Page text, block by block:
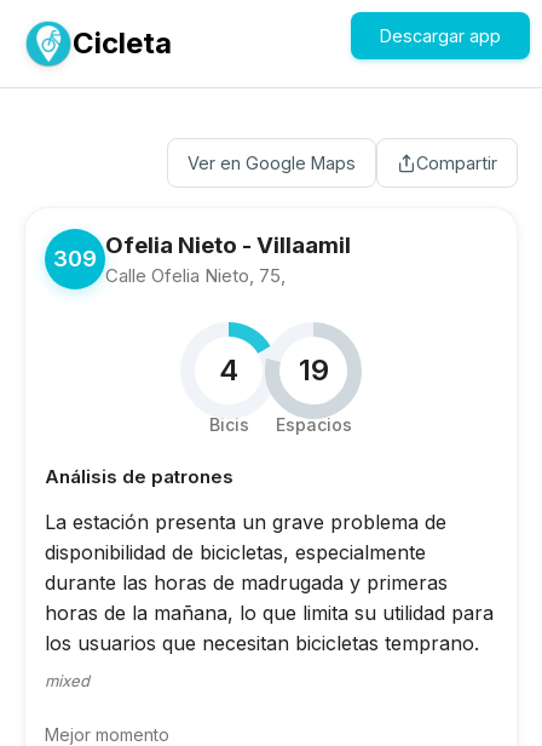
Cicleta Descargar app
Ver en Google Maps Compartir
309 Ofelia Nieto - Villaamil
Calle Ofelia Nieto, 75,
4
Bicis
19
Espacios
Análisis de patrones
La estación presenta un grave problema de
disponibilidad de bicicletas, especialmente
durante las horas de madrugada y primeras
horas de la mañana, lo que limita su utilidad para
los usuarios que necesitan bicicletas temprano.
mixed
Mejor momento